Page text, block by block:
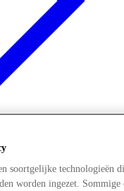
soortgelijke technologieën
worden ingezet. Sommige